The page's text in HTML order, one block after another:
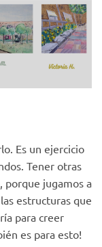
Es un ejercicio
Tener otras
porque jugamos a
estructuras que
para creer
es para esto!